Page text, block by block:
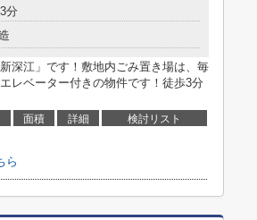
分
深江」です！敷地内ごみ置き場は、毎
レベーター付きの物件です！徒歩3分
面積 詳細 検討リスト
ら